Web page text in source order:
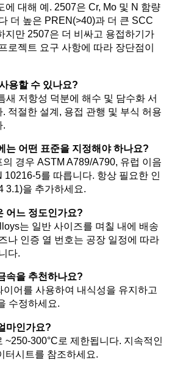
에 대해 예. 2507은 Cr, Mo 및 N 함량
더 높은 PREN(>40)과 더 큰 SCC
지만 2507은 더 비싸고 용접하기가
로젝트 요구 사항에 따라 장단점이
용할 수 있나요?
새 저항성 덕분에 해수 및 담수화 서
적절한 설계, 용접 관행 및 부식 허용
.
는 어떤 표준을 지정해야 하나요?
경우 ASTM A789/A790, 유럽 이음
10216-5를 따릅니다. 항상 필요한 인
3.1)을 추가하세요.
어느 정도인가요?
는 일반 사이즈를 며칠 내에 배송
나 인증 열 번호는 공장 일정에 따라
다.
속을 추천하나요?
어를 사용하여 내식성을 유지하고
수정하세요.
마인가요?
~250-300°C로 제한됩니다. 지속적인
터시트를 참조하세요.